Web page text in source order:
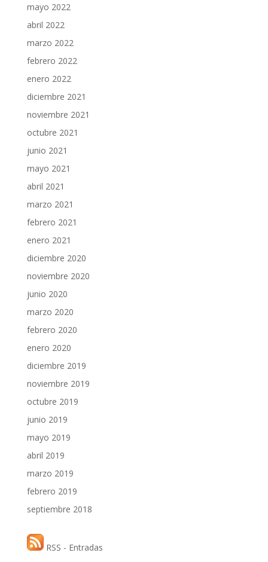
mayo 2022
abril 2022
marzo 2022
febrero 2022
enero 2022
diciembre 2021
noviembre 2021
octubre 2021
junio 2021
mayo 2021
abril 2021
marzo 2021
febrero 2021
enero 2021
diciembre 2020
noviembre 2020
junio 2020
marzo 2020
febrero 2020
enero 2020
diciembre 2019
noviembre 2019
octubre 2019
junio 2019
mayo 2019
abril 2019
marzo 2019
febrero 2019
septiembre 2018
RSS - Entradas